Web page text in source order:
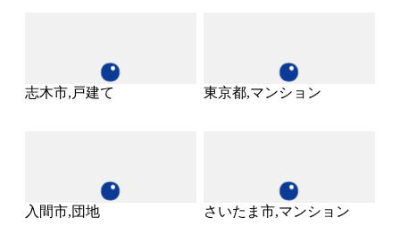
志木市,戸建て 東京都,マンション
入間市,団地 さいたま市,マンション